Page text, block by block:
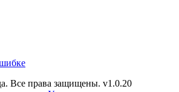
Все права защищены. v1.0.20